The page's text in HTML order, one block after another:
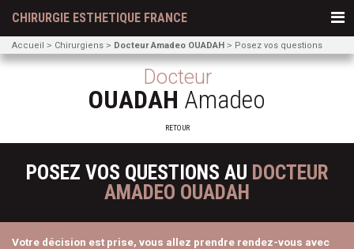
CHIRURGIE ESTHETIQUE FRANCE
Accueil Chirurgiens Docteur Amadeo OUADAH Posez vos questions
Docteur
OUADAH Amadeo
RETOUR
POSEZ VOS QUESTIONS AU DOCTEUR
AMADEO OUADAH
Votre décision est prise, vous allez prendre rendez-vous avec